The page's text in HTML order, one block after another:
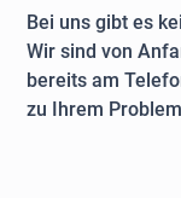
Bei uns gibt es
Wir sind von
bereits am
zu Ihrem